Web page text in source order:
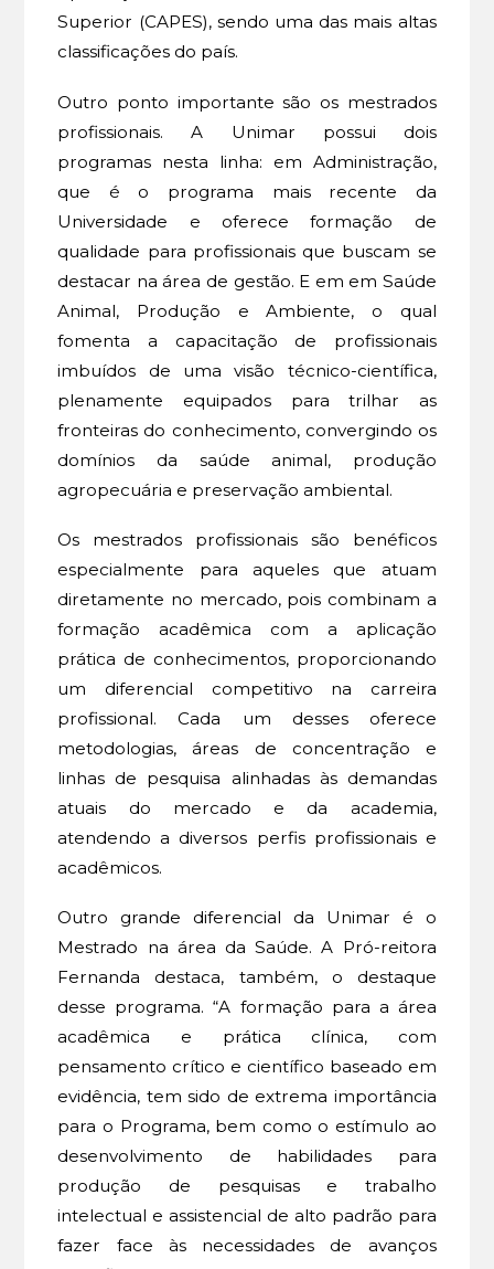
Superior (CAPES), sendo uma das mais altas
classificações do país.
Outro ponto importante são os mestrados
profissionais. A Unimar possui dois
programas nesta linha: em Administração,
que é o programa mais recente da
Universidade e oferece formação de
qualidade para profissionais que buscam se
destacar na área de gestão. E em em Saúde
Animal, Produção e Ambiente, o qual
fomenta a capacitação de profissionais
imbuídos de uma visão técnico-científica,
plenamente equipados para trilhar as
fronteiras do conhecimento, convergindo os
domínios da saúde animal, produção
agropecuária e preservação ambiental.
Os mestrados profissionais são benéficos
especialmente para aqueles que atuam
diretamente no mercado, pois combinam a
formação acadêmica com a aplicação
prática de conhecimentos, proporcionando
um diferencial competitivo na carreira
profissional. Cada um desses oferece
metodologias, áreas de concentração e
linhas de pesquisa alinhadas às demandas
atuais do mercado e da academia,
atendendo a diversos perfis profissionais e
acadêmicos.
Outro grande diferencial da Unimar é o
Mestrado na área da Saúde. A Pró-reitora
Fernanda destaca, também, o destaque
desse programa. “A formação para a área
acadêmica e prática clínica, com
pensamento crítico e científico baseado em
evidência, tem sido de extrema importância
para o Programa, bem como o estímulo ao
desenvolvimento de habilidades para
produção de pesquisas e trabalho
intelectual e assistencial de alto padrão para
fazer face às necessidades de avanços